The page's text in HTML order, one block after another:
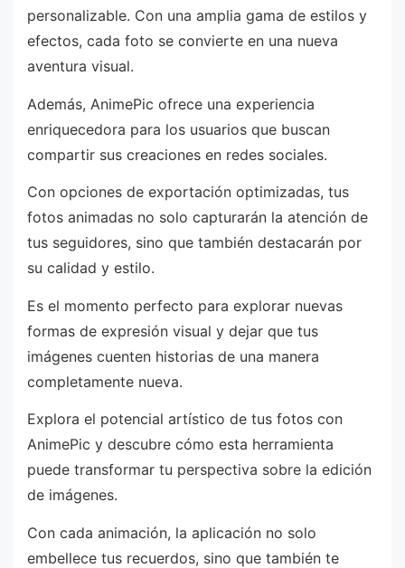
personalizable. Con una amplia gama de estilos y
efectos, cada foto se convierte en una nueva
aventura visual.
Además, AnimePic ofrece una experiencia
enriquecedora para los usuarios que buscan
compartir sus creaciones en redes sociales.
Con opciones de exportación optimizadas, tus
fotos animadas no solo capturarán la atención de
tus seguidores, sino que también destacarán por
su calidad y estilo.
Es el momento perfecto para explorar nuevas
formas de expresión visual y dejar que tus
imágenes cuenten historias de una manera
completamente nueva.
Explora el potencial artístico de tus fotos con
AnimePic y descubre cómo esta herramienta
puede transformar tu perspectiva sobre la edición
de imágenes.
Con cada animación, la aplicación no solo
embellece tus recuerdos, sino que también te